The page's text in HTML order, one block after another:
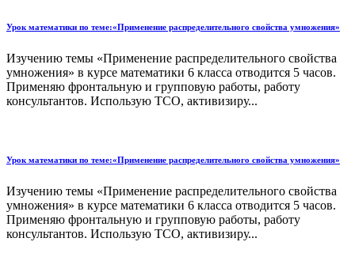
Урок математики по теме:«Применение распределительного свойства умножения»
Изучению темы «Применение распределительного свойства
умножения» в курсе математики 6 класса отводится 5 часов.
Применяю фронтальную и групповую работы, работу
консультантов. Использую ТСО, активизиру...
Урок математики по теме:«Применение распределительного свойства умножения»
Изучению темы «Применение распределительного свойства
умножения» в курсе математики 6 класса отводится 5 часов.
Применяю фронтальную и групповую работы, работу
консультантов. Использую ТСО, активизиру...